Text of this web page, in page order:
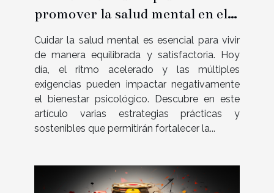
promover la salud mental en el
día a día
Cuidar la salud mental es esencial para vivir
de manera equilibrada y satisfactoria. Hoy
día, el ritmo acelerado y las múltiples
exigencias pueden impactar negativamente
el bienestar psicológico. Descubre en este
artículo varias estrategias prácticas y
sostenibles que permitirán fortalecer la...